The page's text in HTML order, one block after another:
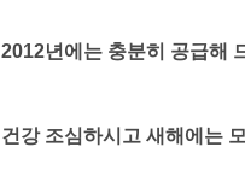
2012년에는 충분히 공급해
건강 조심하시고 새해에는